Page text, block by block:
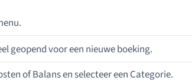
geopend voor een nieuwe boeking.
of Balans en selecteer een Categorie.